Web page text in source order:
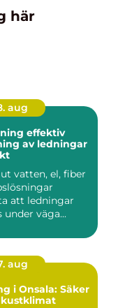
här
aug
av ledningar
vatten, el, fiber
att ledningar
under väga...
aug
i Onsala: Säker